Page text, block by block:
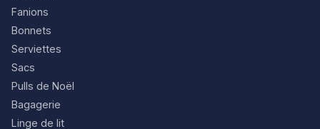
Fanions
Bonnets
Serviettes
Sacs
Pulls de Noël
Bagagerie
Linge de lit